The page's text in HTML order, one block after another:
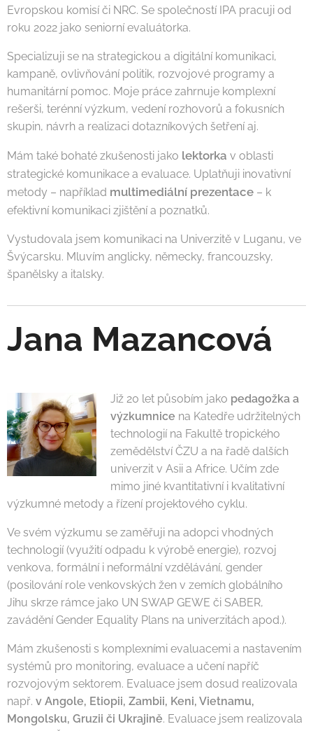
Evropskou komisí či NRC. Se společností IPA pracuji od
roku 2022 jako seniorní evaluátorka.
Specializuji se na strategickou a digitální komunikaci,
kampaně, ovlivňování politik, rozvojové programy a
humanitární pomoc. Moje práce zahrnuje komplexní
rešerši, terénní výzkum, vedení rozhovorů a fokusních
skupin, návrh a realizaci dotazníkových šetření aj.
Mám také bohaté zkušenosti jako lektorka v oblasti
strategické komunikace a evaluace. Uplatňuji inovativní
metody – například multimediální prezentace – k
efektivní komunikaci zjištění a poznatků.
Vystudovala jsem komunikaci na Univerzitě v Luganu, ve
Švýcarsku. Mluvím anglicky, německy, francouzsky,
španělsky a italsky.
Jana Mazancová
Již 20 let působím jako pedagožka a
výzkumnice na Katedře udržitelných
technologií na Fakultě tropického
zemědělství ČZU a na řadě dalších
univerzit v Asii a Africe. Učím zde
mimo jiné kvantitativní i kvalitativní
výzkumné metody a řízení projektového cyklu.
Ve svém výzkumu se zaměřuji na adopci vhodných
technologií (využití odpadu k výrobě energie), rozvoj
venkova, formální i neformální vzdělávání, gender
(posilování role venkovských žen v zemích globálního
Jihu skrze rámce jako UN SWAP GEWE či SABER,
zavádění Gender Equality Plans na univerzitách apod.).
Mám zkušenosti s komplexními evaluacemi a nastavením
systémů pro monitoring, evaluace a učení napříč
rozvojovým sektorem. Evaluace jsem dosud realizovala
např. v Angole, Etiopii, Zambii, Keni, Vietnamu,
Mongolsku, Gruzii či Ukrajině. Evaluace jsem realizovala